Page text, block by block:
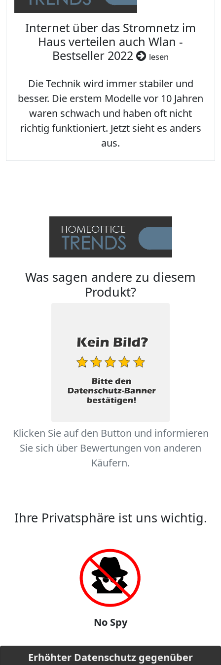
Internet über das Stromnetz im
Haus verteilen auch Wlan -
Bestseller 2022
lesen
Die Technik wird immer stabiler und
besser. Die erstem Modelle vor 10 Jahren
waren schwach und haben oft nicht
richtig funktioniert. Jetzt sieht es anders
aus.
Was sagen andere zu diesem
Produkt?
Klicken Sie auf den Button und informieren
Sie sich über Bewertungen von anderen
Käufern.
Ihre Privatsphäre ist uns wichtig.
No Spy
Erhöhter Datenschutz gegenüber